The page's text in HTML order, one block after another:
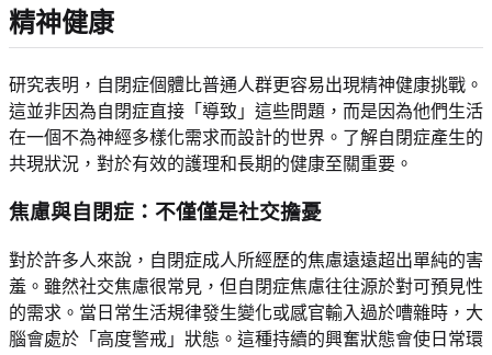
精神健康
研究表明，自閉症個體比普通人群更容易出現精神健康挑戰。
這並非因為自閉症直接「導致」這些問題，而是因為他們生活
在一個不為神經多樣化需求而設計的世界。了解自閉症產生的
共現狀況，對於有效的護理和長期的健康至關重要。
焦慮與自閉症 ：不僅僅是社交擔憂
對於許多人來說，自閉症成人所經歷的焦慮遠遠超出單純的害
羞。雖然社交焦慮很常見，但自閉症焦慮往往源於對可預見性
的需求。當日常生活規律發生變化或感官輸入過於嘈雜時，大
腦會處於「高度警戒」狀態。這種持續的興奮狀態會使日常環